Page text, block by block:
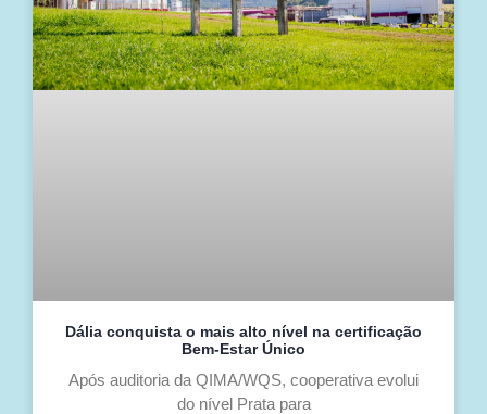
Dália conquista o mais alto nível na certificação
Bem-Estar Único
Após auditoria da QIMA/WQS, cooperativa evolui
do nível Prata para